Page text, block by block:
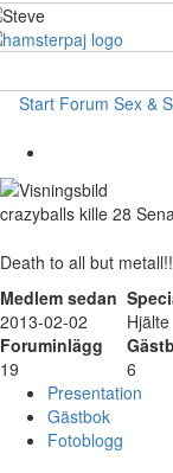
Start Forum Sex &
crazyballs kille 28
Death to all but metall!!
Medlem sedan
2013-02-02
Hjälte
Foruminlägg
19
6
Presentation
Gästbok
Fotoblogg